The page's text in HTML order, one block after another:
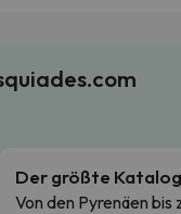
Der größte Katalog
Von den Pyrenäen bis